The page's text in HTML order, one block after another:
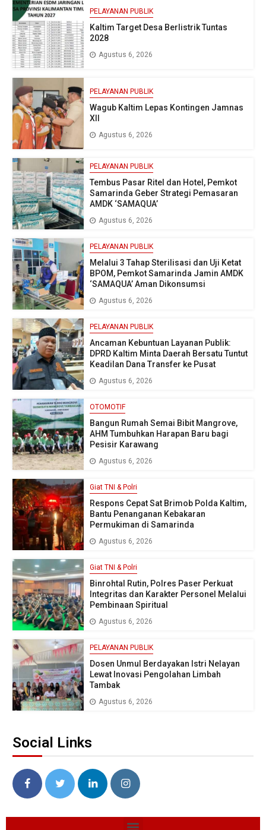
PELAYANAN PUBLIK
Kaltim Target Desa Berlistrik Tuntas
2028
Agustus 6, 2026
PELAYANAN PUBLIK
Wagub Kaltim Lepas Kontingen Jamnas
XII
Agustus 6, 2026
PELAYANAN PUBLIK
Tembus Pasar Ritel dan Hotel, Pemkot
Samarinda Geber Strategi Pemasaran
AMDK ‘SAMAQUA’
Agustus 6, 2026
PELAYANAN PUBLIK
Melalui 3 Tahap Sterilisasi dan Uji Ketat
BPOM, Pemkot Samarinda Jamin AMDK
‘SAMAQUA’ Aman Dikonsumsi
Agustus 6, 2026
PELAYANAN PUBLIK
Ancaman Kebuntuan Layanan Publik:
DPRD Kaltim Minta Daerah Bersatu Tuntut
Keadilan Dana Transfer ke Pusat
Agustus 6, 2026
OTOMOTIF
Bangun Rumah Semai Bibit Mangrove,
AHM Tumbuhkan Harapan Baru bagi
Pesisir Karawang
Agustus 6, 2026
Giat TNI & Polri
Respons Cepat Sat Brimob Polda Kaltim,
Bantu Penanganan Kebakaran
Permukiman di Samarinda
Agustus 6, 2026
Giat TNI & Polri
Binrohtal Rutin, Polres Paser Perkuat
Integritas dan Karakter Personel Melalui
Pembinaan Spiritual
Agustus 6, 2026
PELAYANAN PUBLIK
Dosen Unmul Berdayakan Istri Nelayan
Lewat Inovasi Pengolahan Limbah
Tambak
Agustus 6, 2026
Social Links